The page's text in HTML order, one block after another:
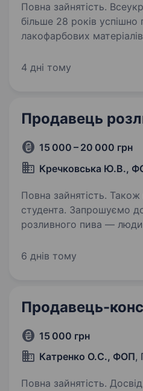
Повна зайнятість. Всеукраїнська компанія, яка
більше 28 років
лакофарбових
постачальника в
4 дні тому
Продавець
15 000 – 20 000 грн
Кречковська Ю.В.,
Повна зайнятість. Також
студента. Запрошуємо до співпраці продавця
розливного пива —
ставиться до роботи і
6 днів тому
Продавець-
15 000 грн
Катренко О.С., ФОП,
Повна зайнятість.